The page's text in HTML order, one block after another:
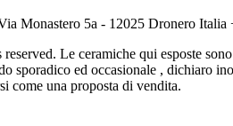
Monastero 5a - 12025 Dronero Italia
Le ceramiche qui esposte
sporadico ed occasionale , dichiaro
come una proposta di vendita.